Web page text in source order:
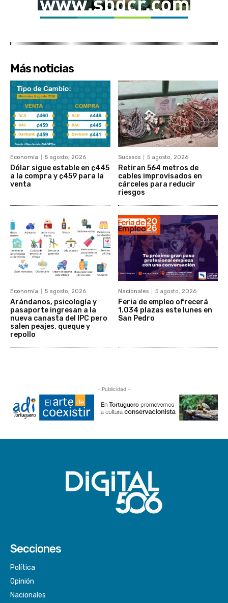
Más noticias
Economía 5 agosto, 2026
Dólar sigue estable en ¢445
a la compra y ¢459 para la
venta
Sucesos 5 agosto, 2026
Retiran 564 metros de
cables improvisados en
cárceles para reducir
riesgos
Economía 5 agosto, 2026
Arándanos, psicología y
pasaporte ingresan a la
nueva canasta del IPC pero
salen peajes, queque y
repollo
Nacionales 5 agosto, 2026
Feria de empleo ofrecerá
1.034 plazas este lunes en
San Pedro
- Publicidad -
Secciones
Política
Opinión
Nacionales